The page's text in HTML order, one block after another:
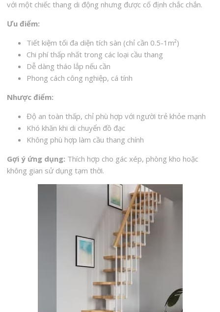
với một chiếc thang di động nhưng được cố định chắc chắn.
Ưu điểm:
Tiết kiệm tối đa diện tích sàn (chỉ cần 0.5-1m²)
Chi phí thấp nhất trong các loại cầu thang
Dễ dàng tháo lắp nếu cần
Phong cách công nghiệp, cá tính
Nhược điểm:
Độ an toàn thấp, chỉ phù hợp với người trẻ khỏe mạnh
Khó khăn khi di chuyển đồ đạc
Không phù hợp làm cầu thang chính
Gợi ý ứng dụng: Thích hợp cho gác xép, phòng kho hoặc
không gian sử dụng tạm thời.